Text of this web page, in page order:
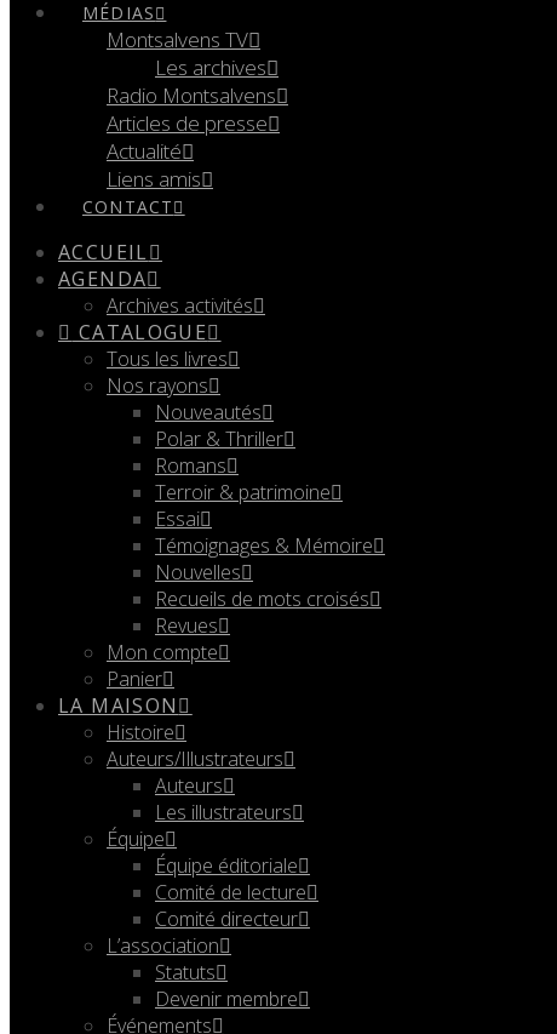
MÉDIAS
Montsalvens TV
Les archives
Radio Montsalvens
Articles de presse
Actualité
Liens amis
CONTACT
ACCUEIL
AGENDA
Archives activités
CATALOGUE
Tous les livres
Nos rayons
Nouveautés
Polar & Thriller
Romans
Terroir & patrimoine
Essai
Témoignages & Mémoire
Nouvelles
Recueils de mots croisés
Revues
Mon compte
Panier
LA MAISON
Histoire
Auteurs/Illustrateurs
Auteurs
Les illustrateurs
Équipe
Équipe éditoriale
Comité de lecture
Comité directeur
L’association
Statuts
Devenir membre
Événements